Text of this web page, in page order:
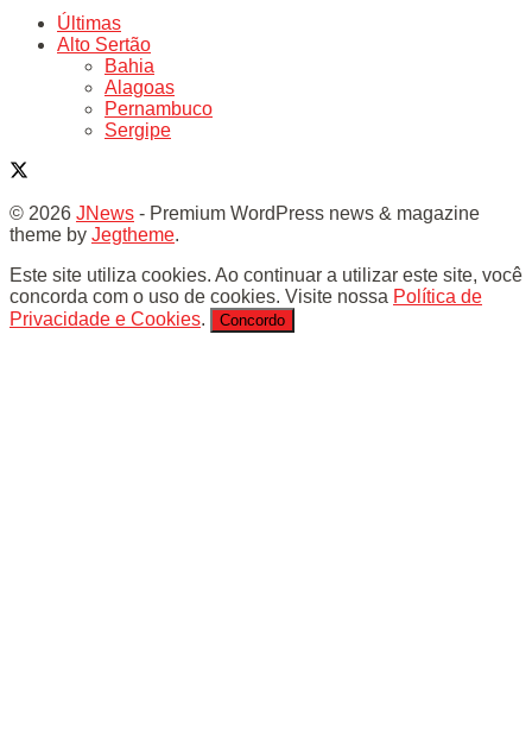
Últimas
Alto Sertão
Bahia
Alagoas
Pernambuco
Sergipe
© 2026 JNews - Premium WordPress news & magazine
theme by Jegtheme.
Este site utiliza cookies. Ao continuar a utilizar este site, você
concorda com o uso de cookies. Visite nossa Política de
Privacidade e Cookies. Concordo